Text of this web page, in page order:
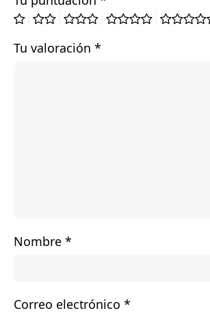
Tu valoración *
Nombre *
Correo electrónico *